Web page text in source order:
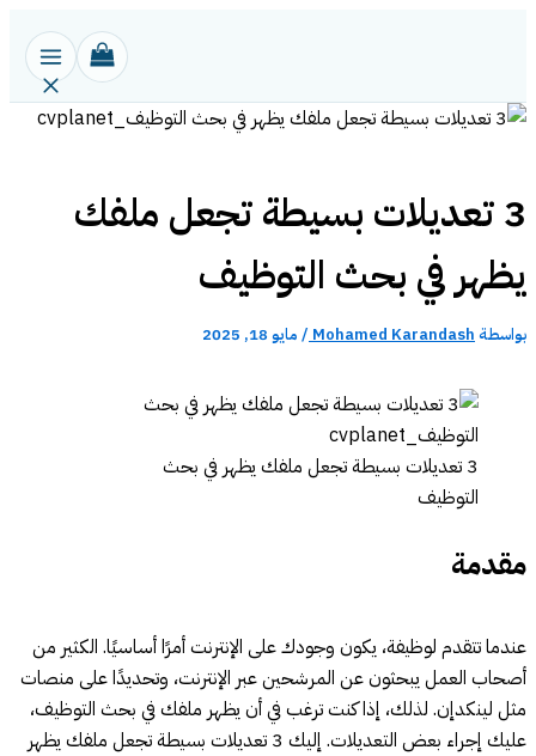
3 تعديلات بسيطة تجعل ملفك
يظهر في بحث التوظيف
بواسطة Mohamed Karandash
/ مايو 18, 2025
3 تعديلات بسيطة تجعل ملفك يظهر في بحث
التوظيف
مقدمة
عندما تتقدم لوظيفة، يكون وجودك على الإنترنت أمرًا أساسيًا. الكثير من
أصحاب العمل يبحثون عن المرشحين عبر الإنترنت، وتحديدًا على منصات
مثل لينكدإن. لذلك، إذا كنت ترغب في أن يظهر ملفك في بحث التوظيف،
عليك إجراء بعض التعديلات. إليك 3 تعديلات بسيطة تجعل ملفك يظهر